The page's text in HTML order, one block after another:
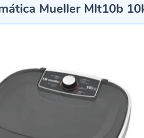
Mueller Mlt10b